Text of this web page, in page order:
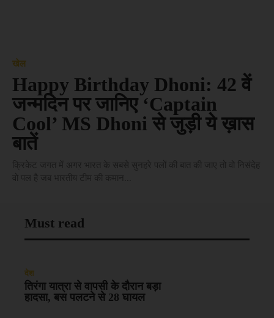
खेल
Happy Birthday Dhoni: 42 वें
जन्मदिन पर जानिए ‘Captain
Cool’ MS Dhoni से जुड़ी ये ख़ास
बातें
Must read
देश
तिरंगा यात्रा से वापसी के दौरान बड़ा
हादसा, बस पलटने से 28 घायल